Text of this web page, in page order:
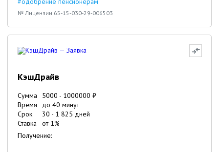
№ Лицензии 65-15-030-29-006503
КэшДрайв
Сумма 5000 - 1000000 ₽
Время
до 40 минут
Срок
30 - 1 825 дней
Ставка
от 1%
Получение: